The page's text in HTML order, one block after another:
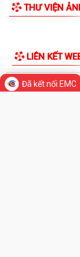
Quyết định về việc
22/07/2026 của
Quyết định số
Đã kết nối EMC